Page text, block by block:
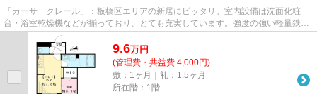
「カーサ クレール」：板橋区エリアの新居にピッタリ。室内設備は洗面化粧
台・浴室乾燥機などが揃っており、とても充実しています。強度の強い軽量鉄骨
造の物件はこちらです。徒歩13...
9.6万円
(管理費・共益費 4,000円)
敷：1ヶ月｜礼：1.5ヶ月
所在階：1階